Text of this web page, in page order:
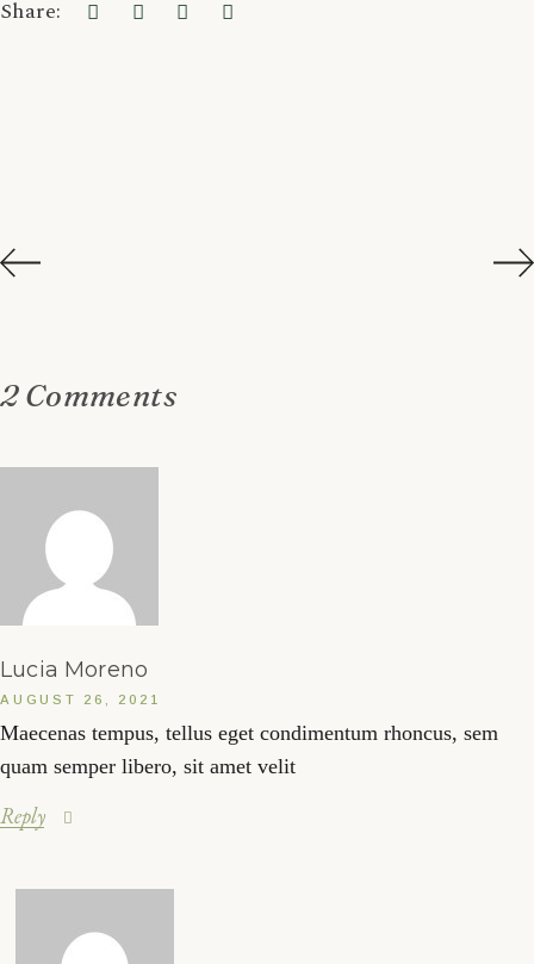
Share:
2 Comments
Lucia Moreno
AUGUST 26, 2021
Maecenas tempus, tellus eget condimentum rhoncus, sem
quam semper libero, sit amet velit
Reply